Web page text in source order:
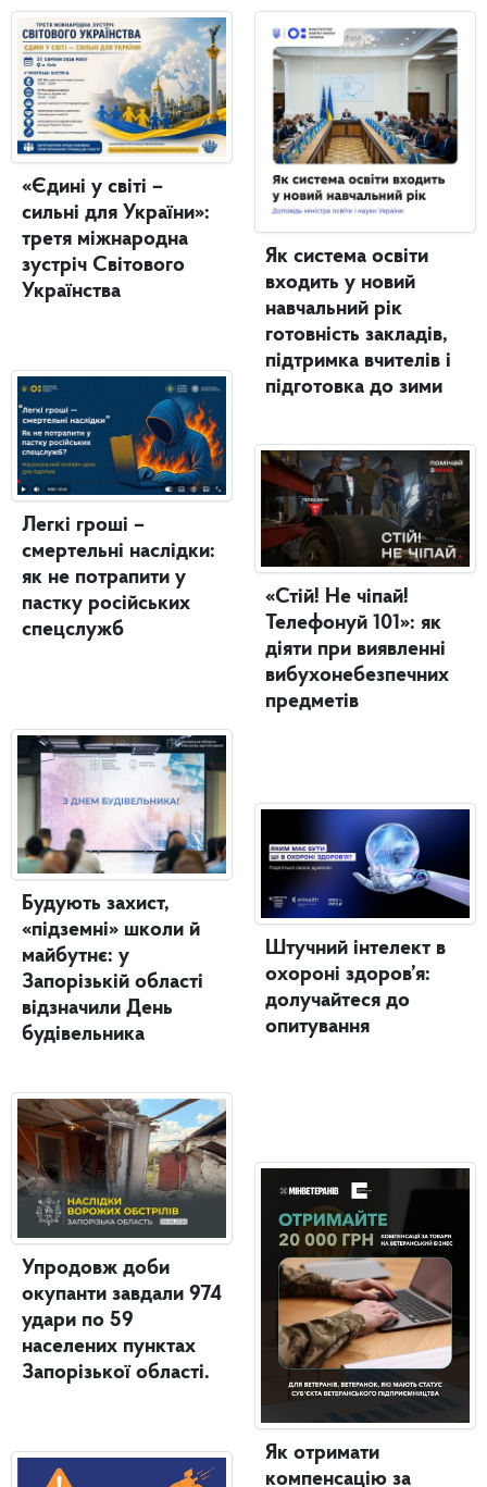
«Єдині у світі –
сильні для України»:
третя міжнародна
зустріч Світового
Українства
Легкі гроші –
смертельні наслідки:
як не потрапити у
пастку російських
спецслужб
Будують захист,
«підземні» школи й
майбутнє: у
Запорізькій області
відзначили День
будівельника
Упродовж доби
окупанти завдали 974
удари по 59
населених пунктах
Запорізької області.
Як система освіти
входить у новий
навчальний рік
готовність закладів,
підтримка вчителів і
підготовка до зими
«Стій! Не чіпай!
Телефонуй 101»: як
діяти при виявленні
вибухонебезпечних
предметів
Штучний інтелект в
охороні здоров’я:
долучайтеся до
опитування
Як отримати
компенсацію за